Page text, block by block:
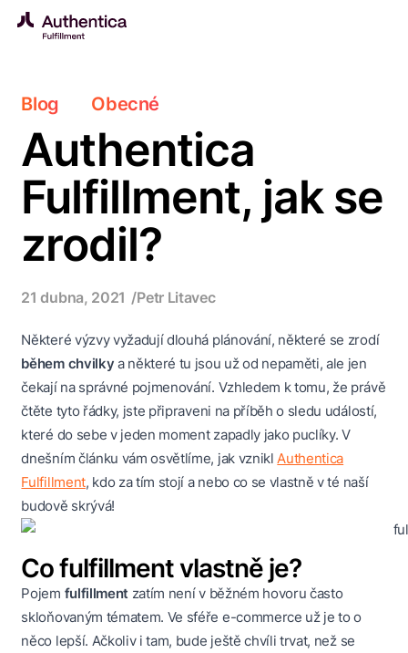
Přeskočit na obsah
Blog Obecné
Authentica
Fulfillment, jak se
zrodil?
21 dubna, 2021 Petr Litavec
Některé výzvy vyžadují dlouhá plánování, některé se zrodí
během chvilky a některé tu jsou už od nepaměti, ale jen
čekají na správné pojmenování. Vzhledem k tomu, že právě
čtěte tyto řádky, jste připraveni na příběh o sledu událostí,
které do sebe v jeden moment zapadly jako puclíky. V
dnešním článku vám osvětlíme, jak vznikl Authentica
Fulfillment, kdo za tím stojí a nebo co se vlastně v té naší
budově skrývá!
Co fulfillment vlastně je?
Pojem fulfillment zatím není v běžném hovoru často
skloňovaným tématem. Ve sféře e-commerce už je to o
něco lepší. Ačkoliv i tam, bude ještě chvíli trvat, než se